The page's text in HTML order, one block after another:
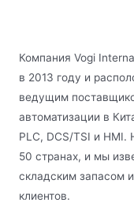
Компания Vogi
в 2013 году и
ведущим
автоматизации в
PLC, DCS/TSI и
50 странах, и мы
складским запасом
клиентов.